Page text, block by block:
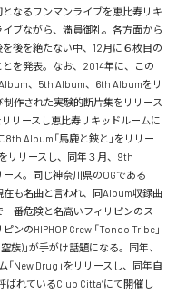
なるワンマンライブを恵比寿リキ
ブながら、満員御礼。各方面から
後を絶たない中、12月に６枚目の
とを発表。なお、2014年に、この
、5th Album、6th Albumをリ
作された実験的断片集をリリース
リースし恵比寿リキッドルームに
Album「馬鹿と鋏と」をリリー
リリースし、同年３月、9th
ス。同じ神奈川県のOGである
在も名曲と言われ、同Album収録曲
一番危険と名高いフィリピンのス
ンのHIPHOP Crew 「Tondo Tribe」
族)」が手がけ話題になる。同年、
New Drug」をリリースし、同年自
ばれているClub Citta’にて開催し